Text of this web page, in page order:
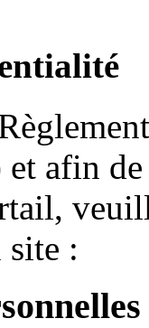
afin
: